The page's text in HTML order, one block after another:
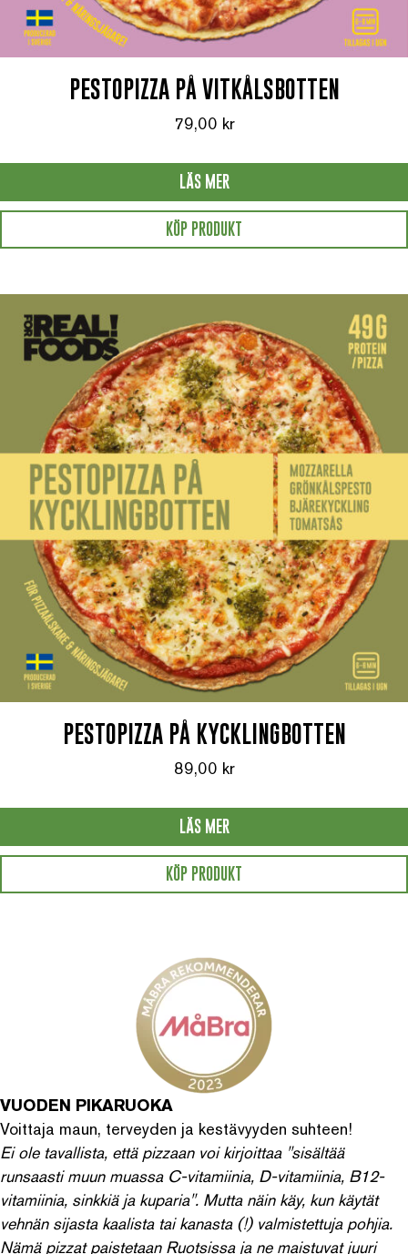
PESTOPIZZA PÅ VITKÅLSBOTTEN
79,00 kr
LÄS MER
KÖP PRODUKT
PESTOPIZZA PÅ KYCKLINGBOTTEN
89,00 kr
LÄS MER
KÖP PRODUKT
VUODEN PIKARUOKA
Voittaja maun, terveyden ja kestävyyden suhteen!
Ei ole tavallista, että pizzaan voi kirjoittaa "sisältää
runsaasti muun muassa C-vitamiinia, D-vitamiinia, B12-
vitamiinia, sinkkiä ja kuparia". Mutta näin käy, kun käytät
vehnän sijasta kaalista tai kanasta (!) valmistettuja pohjia.
Nämä pizzat paistetaan Ruotsissa ja ne maistuvat juuri